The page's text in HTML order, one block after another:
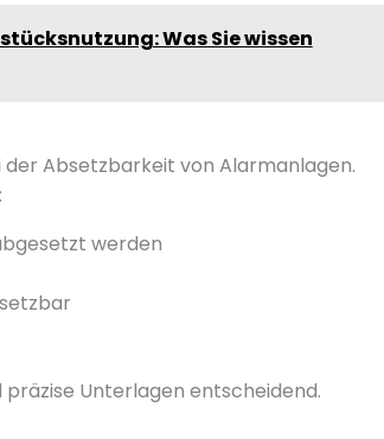
Was Sie wissen
Absetzbarkeit von Alarmanlagen.
werden
Unterlagen entscheidend.